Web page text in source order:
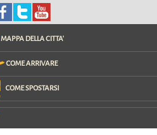
MAPPA DELLA CITTA'
COME ARRIVARE
COME SPOSTARSI